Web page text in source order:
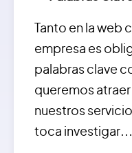
Tanto en la web
empresa es
palabras clave
queremos
nuestros
toca investigar…